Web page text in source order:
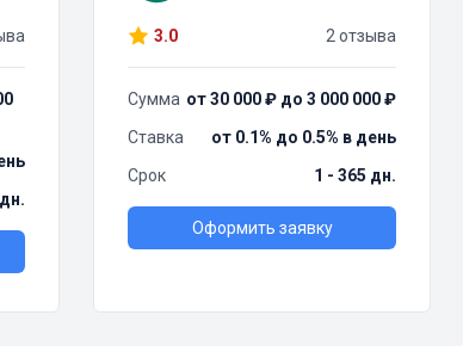
3.0 2 отзыва
Сумма от 30 000 ₽ до 3 000 000 ₽
Ставка
от 0.1% до 0.5% в день
Срок
1 - 365 дн.
Оформить заявку